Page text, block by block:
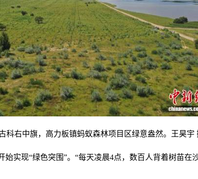
科右中旗，高力板镇蚂蚁森林项目区绿意盎然。王昊宇
实现“绿色突围”。“每天凌晨4点，数百人背着树苗